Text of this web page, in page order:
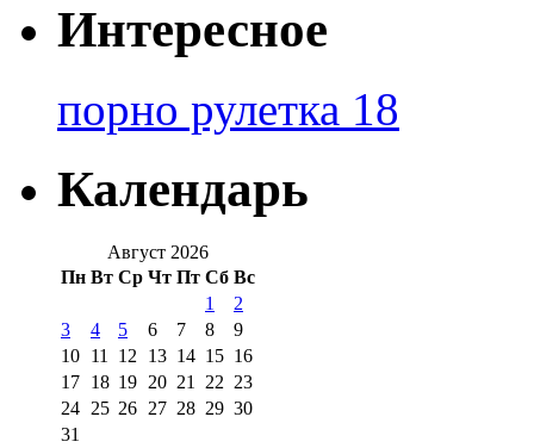
Интересное
порно рулетка 18
Календарь
Август 2026
Пн Вт Ср Чт Пт Сб Вс
1
2
3
4 5 6 7 8
9
10 11 12 13 14 15 16
17 18 19 20 21 22 23
24 25 26 27 28 29 30
31